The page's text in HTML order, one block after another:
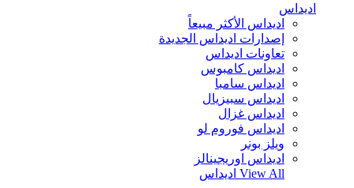
اديداس
اديداس الأكثر مبيعاً
إصدارات اديداس الجديدة
تعاونات اديداس
اديداس كامبوس
اديداس سامبا
اديداس سبيزيال
اديداس غزال
اديداس فوروم لو
ويلز بونر
اديداس اوريجينالز
View All اديداس